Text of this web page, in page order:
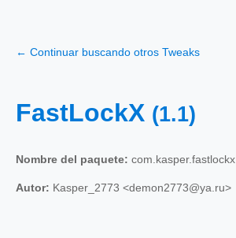
← Continuar buscando otros Tweaks
FastLockX (1.1)
Nombre del paquete: com.kasper.fastlockx
Autor: Kasper_2773 <demon2773@ya.ru>